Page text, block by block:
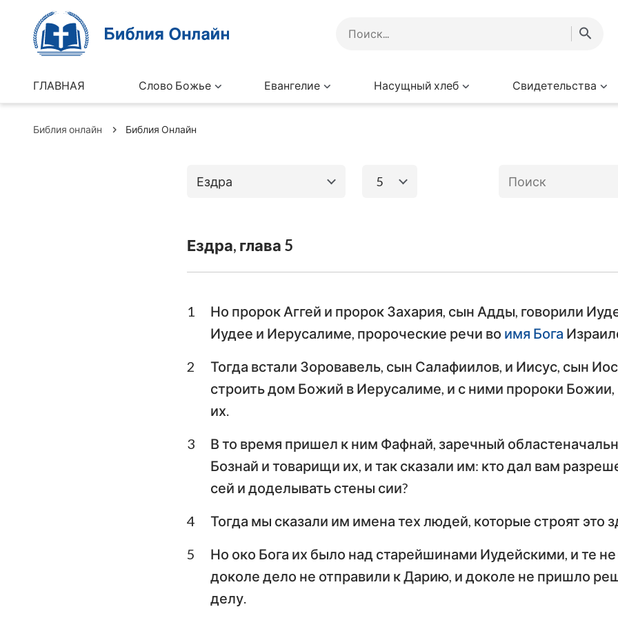
ГЛАВНАЯ Слово Божье Евангелие Насущный хлеб Свидетельства
Библия онлайн Библия Онлайн
Ездра
Книги Ветхого завета
Левит Числа
Второзаконие Иисус Навин
Книга Судей Руфь
1-я Царств 2-я Царств
1-я Паралипоменон 2-я Паралипоменон
Ездра Неемия
Есфирь Иов
Псалтирь Притчи
Екклесиаст Песни Песней
Евангелие от Луки
Деяния Апостолов
Коринфянам
Филиппийцам
Первое послание к
Фессалоникийцам
5
Ездра, глава 5
1
Но пророк Аггей и пророк Захария, сын Адды, говорили
Иудее и Иерусалиме, пророческие речи во имя Бога
2
Тогда встали Зоровавель, сын Салафиилов, и Иисус, сын
строить дом Божий в Иерусалиме, и с ними пророки
их.
3
В то время пришел к ним Фафнай, заречный
Бознай и товарищи их, и так сказали им: кто дал вам
сей и доделывать стены сии?
4
Тогда мы сказали им имена тех людей, которые строят это
5
Но око Бога их было над старейшинами Иудейскими, и те
доколе дело не отправили к Дарию, и доколе не пришло
делу.